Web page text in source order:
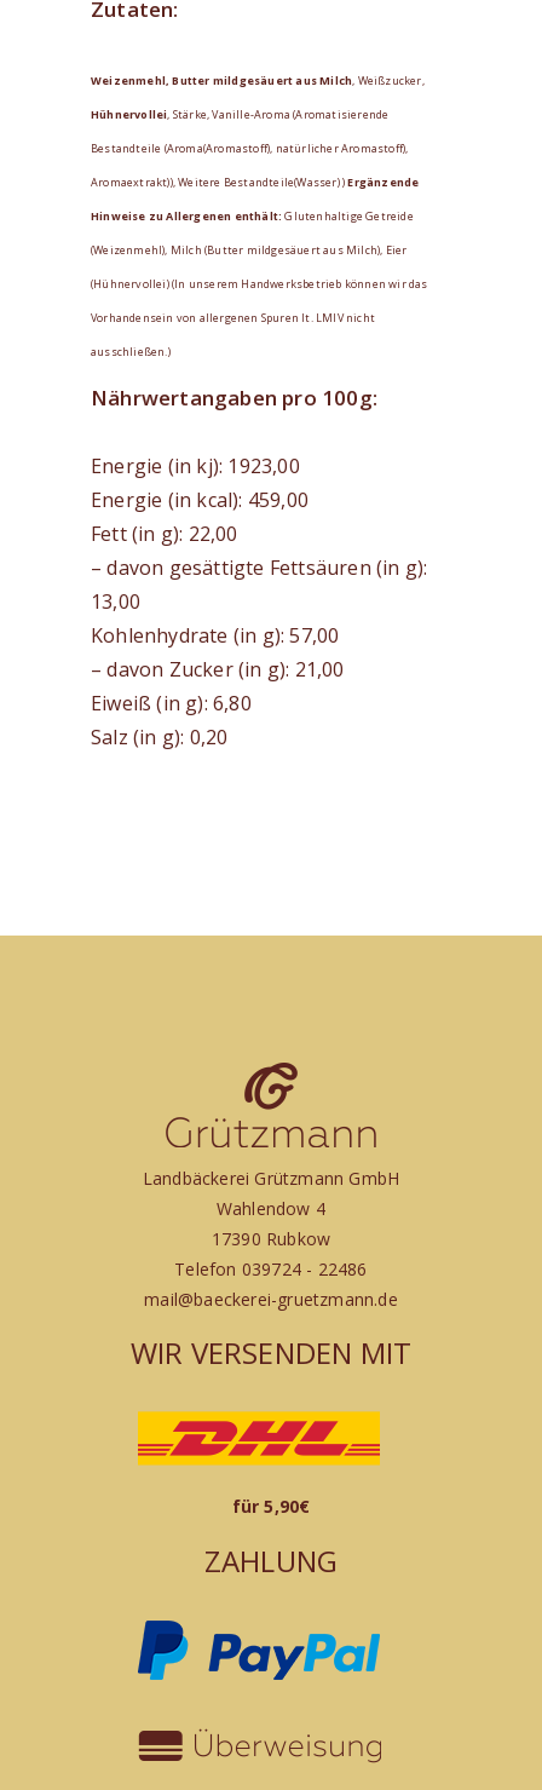
Zutaten:
Weizenmehl, Butter mildgesäuert aus Milch, Weißzucker,
Hühnervollei, Stärke, Vanille-Aroma (Aromatisierende
Bestandteile (Aroma(Aromastoff), natürlicher Aromastoff),
Aromaextrakt)), Weitere Bestandteile(Wasser) )Ergänzende
Hinweise zu Allergenen enthält: Glutenhaltige Getreide
(Weizenmehl), Milch (Butter mildgesäuert aus Milch), Eier
(Hühnervollei) (In unserem Handwerksbetrieb können wir das
Vorhandensein von allergenen Spuren It. LMIV nicht
ausschließen.)
Nährwertangaben pro 100g:
Energie (in kj): 1923,00
Energie (in kcal): 459,00
Fett (in g): 22,00
– davon gesättigte Fettsäuren (in g):
13,00
Kohlenhydrate (in g): 57,00
– davon Zucker (in g): 21,00
Eiweiß (in g): 6,80
Salz (in g): 0,20
Landbäckerei Grützmann GmbH
Wahlendow 4
17390 Rubkow
Telefon 039724 - 22486
mail@baeckerei-gruetzmann.de
WIR VERSENDEN MIT
für 5,90€
ZAHLUNG